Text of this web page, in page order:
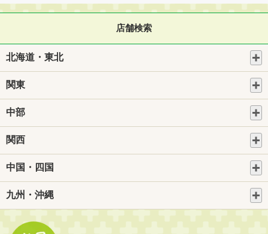
店舗検索
北海道・東北
関東
中部
関西
中国・四国
九州・沖縄